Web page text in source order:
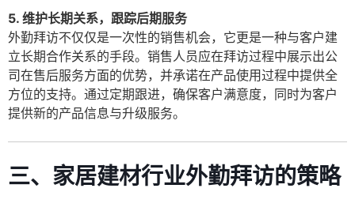
5. 维护长期关系，跟踪后期服务
外勤拜访不仅仅是一次性的销售机会，它更是一种与客户建
立长期合作关系的手段。销售人员应在拜访过程中展示出公
司在售后服务方面的优势，并承诺在产品使用过程中提供全
方位的支持。通过定期跟进，确保客户满意度，同时为客户
提供新的产品信息与升级服务。
三、家居建材行业外勤拜访的策略